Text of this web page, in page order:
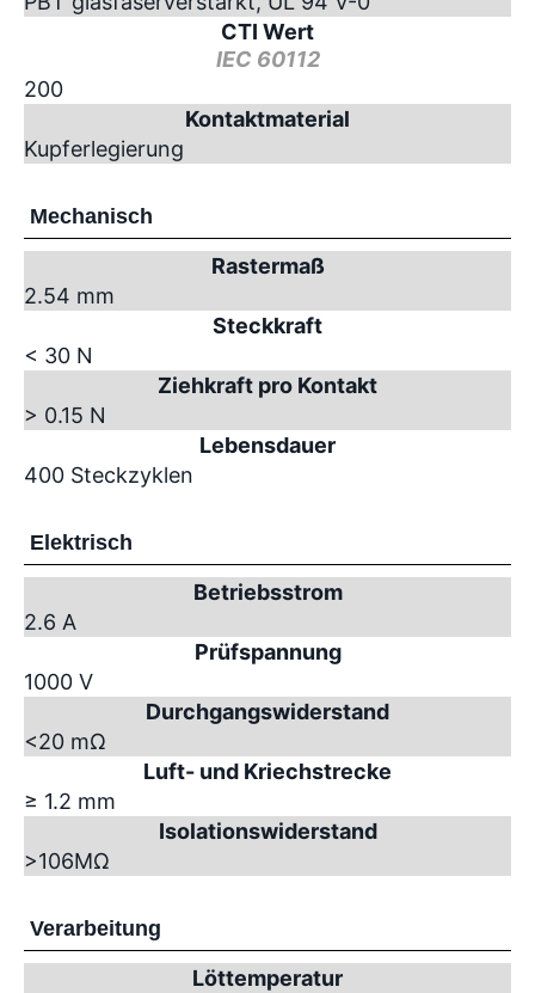
CTI Wert
IEC 60112
200
Kontaktmaterial
Kupferlegierung
Mechanisch
Rastermaß
2.54 mm
Steckkraft
< 30 N
Ziehkraft pro Kontakt
> 0.15 N
Lebensdauer
400 Steckzyklen
Elektrisch
Betriebsstrom
2.6 A
Prüfspannung
1000 V
Durchgangswiderstand
<20 mΩ
Luft- und Kriechstrecke
≥ 1.2 mm
Isolationswiderstand
>106MΩ
Verarbeitung
Löttemperatur